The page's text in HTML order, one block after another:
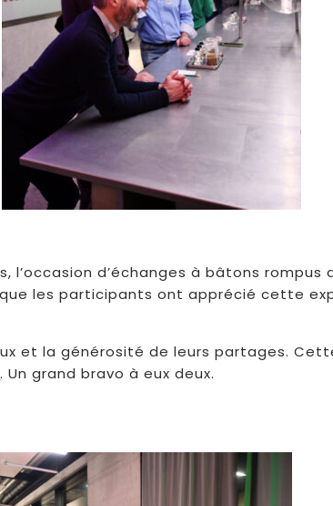
d’échanges à bâtons rompus
les participants ont apprécié cette
et la générosité de leurs partages.
. Un grand bravo à eux deux.